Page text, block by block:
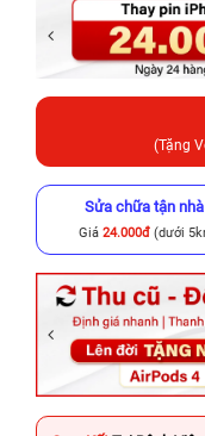
(Tặng
Sửa chữa tận nhà
Giá 24.000đ(dưới